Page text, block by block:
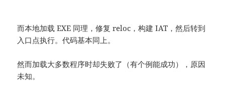
而本地加载 EXE 同理，修复 reloc，构建 IAT，然后转到
入口点执行。代码基本同上。
然而加载大多数程序时却失败了（有个例能成功），原因
未知。